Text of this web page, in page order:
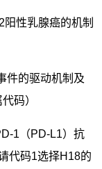
阳性乳腺癌的机制
件的驱动机制及
码）
1 （PD-L1）抗
代码1选择H18的